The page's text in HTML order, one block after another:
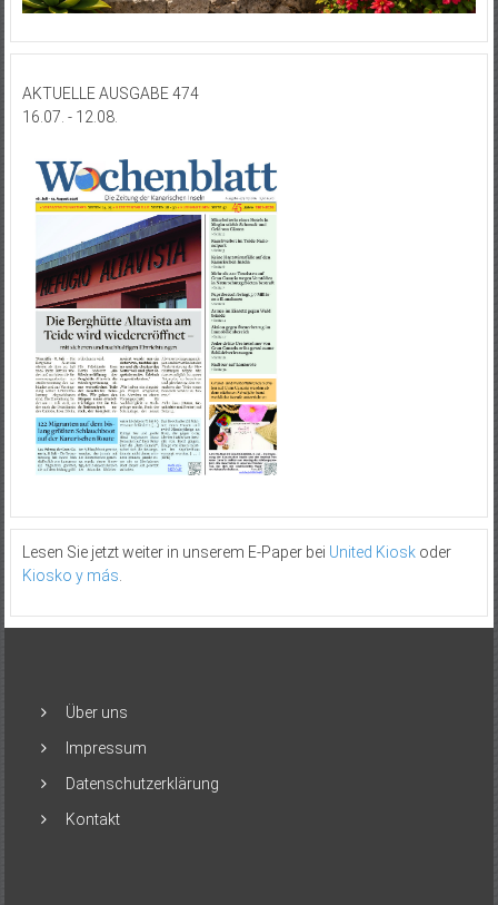
AKTUELLE AUSGABE 474
16.07. - 12.08.
Lesen Sie jetzt weiter in unserem E-Paper bei United Kioskoder
Kiosko y más
Über uns
Impressum
Datenschutzerklärung
Kontakt